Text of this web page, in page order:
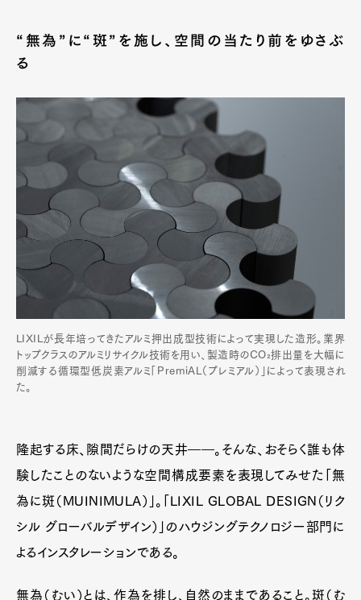
“無為”に“斑”を施し、空間の当たり前をゆさぶ
る
LIXILが長年培ってきたアルミ押出成型技術によって実現した造形。業界
トップクラスのアルミリサイクル技術を用い、製造時のCO₂排出量を大幅に
削減する循環型低炭素アルミ「PremiAL（プレミアル）」によって表現され
た。
隆起する床、隙間だらけの天井――。そんな、おそらく誰も体
験したことのないような空間構成要素を表現してみせた「無
為に斑（MUINIMULA）」。「LIXIL GLOBAL DESIGN（リク
シル グローバルデザイン）」のハウジングテクノロジー部門に
よるインスタレーションである。
無為（むい）とは、作為を排し、自然のままであること。斑（む